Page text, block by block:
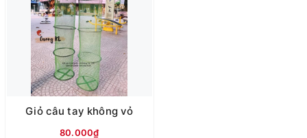
Giỏ câu tay không vỏ
80.000₫